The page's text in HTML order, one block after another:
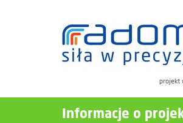
projekt
Informacje o